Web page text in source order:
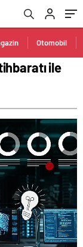
Otomobil
ile